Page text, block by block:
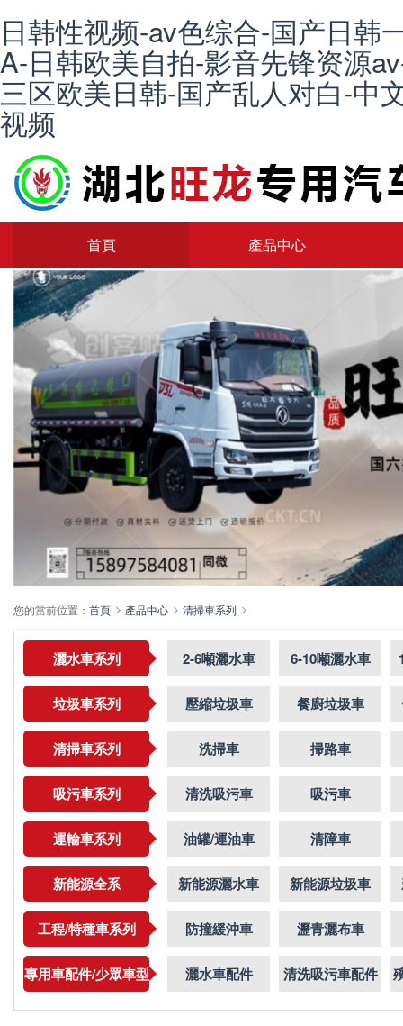
日韩性视频-av色综合-国产日韩
A-日韩欧美自拍-影音先锋资源
三区欧美日韩-国产乱人对白-中
视频
首頁 產品中心
您的當前位置： 首頁 產品中心 清掃車系列
灑水車系列 2-6噸灑水車 6-10噸灑水車
垃圾車系列 壓縮垃圾車 餐廚垃圾車
清掃車系列 洗掃車 掃路車
吸污車系列 清洗吸污車 吸污車
運輸車系列 油罐/運油車 清障車
新能源全系 新能源灑水車 新能源垃圾車
工程/特種車系列 防撞緩沖車 瀝青灑布車
專用車配件/少眾車型 灑水車配件 清洗吸污車配件